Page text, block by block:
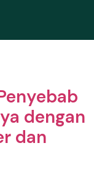
dengan
dan